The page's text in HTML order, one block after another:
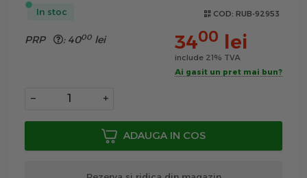
In stoc COD: RUB-92953
PRP : 4000 lei 3400 lei
include 21% TVA
Ai gasit un pret mai bun?
− +
ADAUGA IN COS